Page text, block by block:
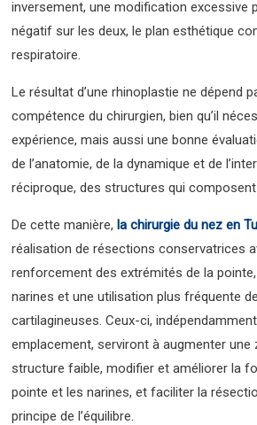
inversement, une modification excessive
négatif sur les deux, le plan esthétique
respiratoire.
Le résultat d’une rhinoplastie ne dépend
compétence du chirurgien, bien qu’il
expérience, mais aussi une bonne
de l’anatomie, de la dynamique et de
réciproque, des structures qui
De cette manière,la chirurgie du nez en
réalisation de résections conservatrices
renforcement des extrémités de la
narines et une utilisation plus fréquente
cartilagineuses. Ceux-ci,
emplacement, serviront à augmenter une
structure faible, modifier et améliorer la
pointe et les narines, et faciliter la
principe de l’équilibre.